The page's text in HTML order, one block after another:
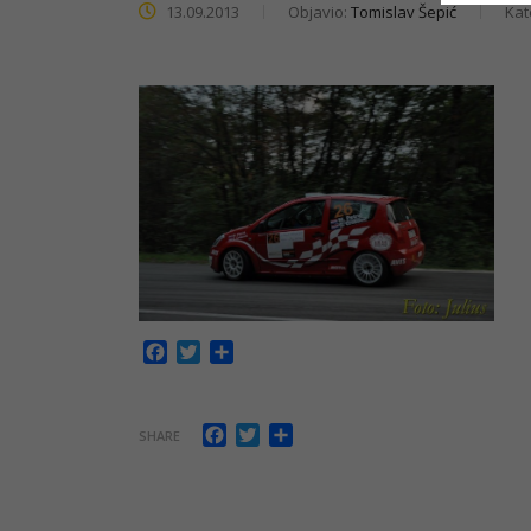
13.09.2013 Objavio: Tomislav Šepić
Facebook
Twitter
SHARE Facebook
Twitter